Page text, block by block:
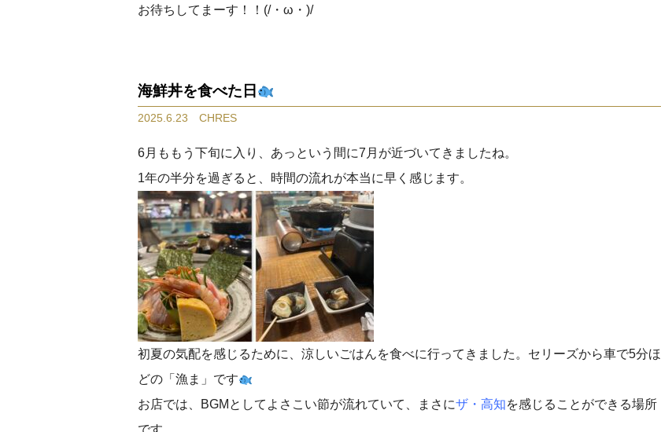
お待ちしてまーす！！(/・ω・)/
海鮮丼を食べた日
2025.6.23 CHRES
6月ももう下旬に入り、あっという間に7月が近づいてきましたね。
1年の半分を過ぎると、時間の流れが本当に早く感じます。
初夏の気配を感じるために、涼しいごはんを食べに行ってきました。セリーズから車で5分ほ
どの「漁ま」です
お店では、BGMとしてよさこい節が流れていて、まさにザ・高知を感じることができる場所
です。